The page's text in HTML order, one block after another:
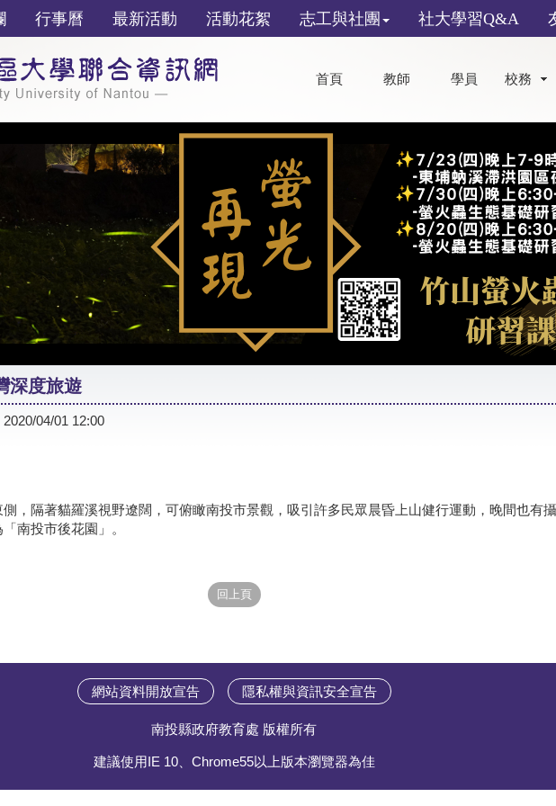
行事曆 最新活動 活動花絮 志工與社團 社大學習Q&A
首頁 教師 學員 校務
深度旅遊
04/01 12:00
，隔著貓羅溪視野遼闊，可俯瞰南投市景觀，吸引許多民眾晨昏上山健行運動，晚間也有
南投市後花園」。
網站資料開放宣告 隱私權與資訊安全宣告
南投縣政府教育處 版權所有
建議使用IE 10、Chrome55以上版本瀏覽器為佳